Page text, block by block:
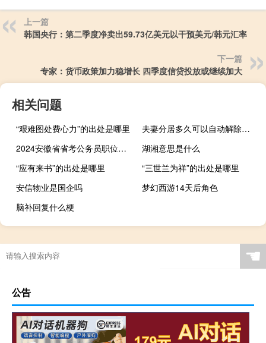
上一篇
韩国央行：第二季度净卖出59.73亿美元以干预美元/韩元汇率
下一篇
专家：货币政策加力稳增长 四季度信贷投放或继续加大
相关问题
“艰难图处费心力”的出处是哪里
夫妻分居多久可以自动解除婚姻
2024安徽省省考公务员职位表何时发布
湖湘意思是什么
“应有来书”的出处是哪里
“三世兰为祥”的出处是哪里
安信物业是国企吗
梦幻西游14天后角色
脑补回复什么梗
☚
公告